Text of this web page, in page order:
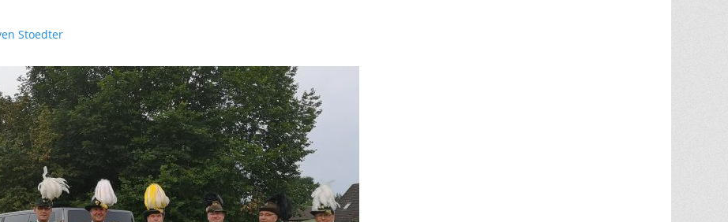
Stoedter